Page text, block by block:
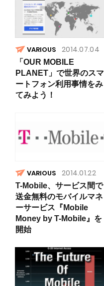
VARIOUS 2014.07.04
「OUR MOBILE
PLANET」で世界のスマ
ートフォン利用事情をみ
てみよう！
VARIOUS 2014.01.22
T-Mobile、サービス間で
送金無料のモバイルマネ
ーサービス『Mobile
Money by T-Mobile』を
開始